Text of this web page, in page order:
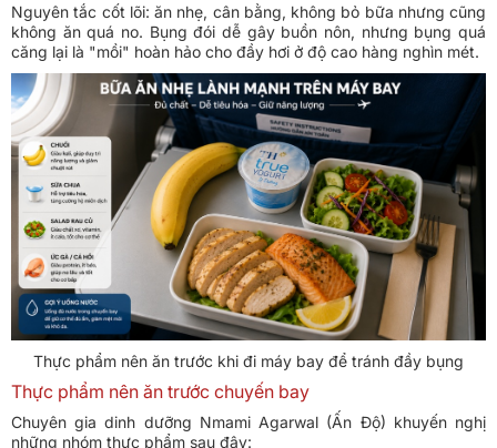
Nguyên tắc cốt lõi: ăn nhẹ, cân bằng, không bỏ bữa nhưng cũng
không ăn quá no. Bụng đói dễ gây buồn nôn, nhưng bụng quá
căng lại là "mồi" hoàn hảo cho đầy hơi ở độ cao hàng nghìn mét.
Thực phẩm nên ăn trước khi đi máy bay để tránh đầy bụng
Thực phẩm nên ăn trước chuyến bay
Chuyên gia dinh dưỡng Nmami Agarwal (Ấn Độ) khuyến nghị
những nhóm thực phẩm sau đây: